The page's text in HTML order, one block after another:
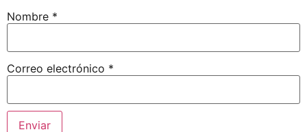
Nombre *
Correo electrónico *